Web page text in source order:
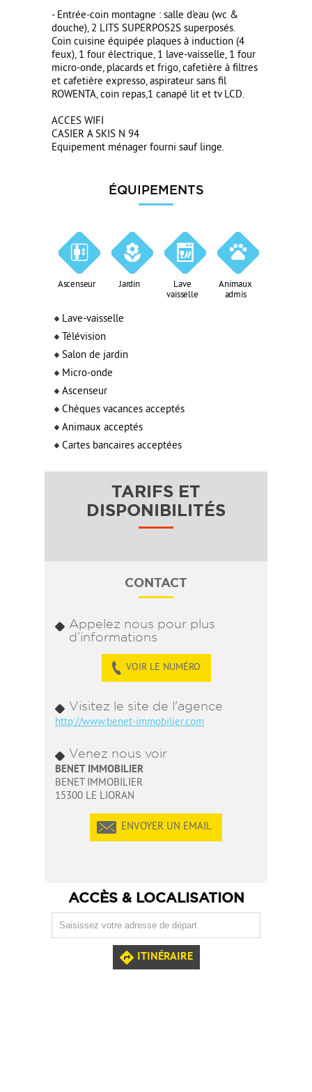
- Entrée-coin montagne : salle d'eau (wc &
douche), 2 LITS SUPERPOS2S superposés.
Coin cuisine équipée plaques à induction (4
feux), 1 four électrique, 1 lave-vaisselle, 1 four
micro-onde, placards et frigo, cafetière à filtres
et cafetière expresso, aspirateur sans fil
ROWENTA, coin repas,1 canapé lit et tv LCD.
ACCES WIFI
CASIER A SKIS N 94
Equipement ménager fourni sauf linge.
ÉQUIPEMENTS
Ascenseur Jardin
Lave
vaisselle
Animaux
admis
Lave-vaisselle
Télévision
Salon de jardin
Micro-onde
Ascenseur
Chèques vacances acceptés
Animaux acceptés
Cartes bancaires acceptées
TARIFS ET
DISPONIBILITÉS
CONTACT
Appelez nous pour plus
d’informations
VOIR LE NUMÉRO
Visitez le site de l'agence
http://www.benet-immobilier.com
Venez nous voir
BENET IMMOBILIER
BENET IMMOBILIER
15300 LE LIORAN
ENVOYER UN EMAIL
ACCÈS & LOCALISATION